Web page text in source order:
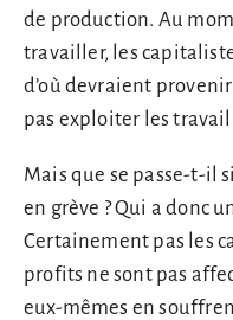
de production. Au
travailler, les
d’où devraient
pas exploiter les
Mais que se passe-t-il
en grève ? Qui a donc
Certainement pas les
profits ne sont pas
eux-mêmes en